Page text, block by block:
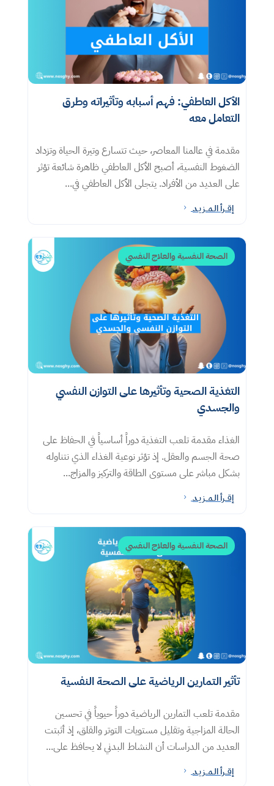
الأكل العاطفي: فهم أسبابه وتأثيراته وطرق
التعامل معه​
مقدمة في عالمنا المعاصر، حيث تتسارع وتيرة الحياة وتزداد
الضغوط النفسية، أصبح الأكل العاطفي ظاهرة شائعة تؤثر
على العديد من الأفراد. يتجلى الأكل العاطفي في...
إقــرأ الـمــزيـد 5
الصحة النفسية والعلاج النفسي
التغذية الصحية وتأثيرها على التوازن النفسي
والجسدي
الغذاء مقدمة تلعب التغذية دوراً أساسياً في الحفاظ على
صحة الجسم والعقل. إذ تؤثر نوعية الغذاء الذي نتناوله
بشكل مباشر على مستوى الطاقة والتركيز والمزاج...
إقــرأ الـمــزيـد 5
الصحة النفسية والعلاج النفسي
تأثير التمارين الرياضية على الصحة النفسية
مقدمة تلعب التمارين الرياضية دوراً حيوياً في تحسين
الحالة المزاجية وتقليل مستويات التوتر والقلق، إذ أثبتت
العديد من الدراسات أن النشاط البدني لا يحافظ على...
إقــرأ الـمــزيـد 5